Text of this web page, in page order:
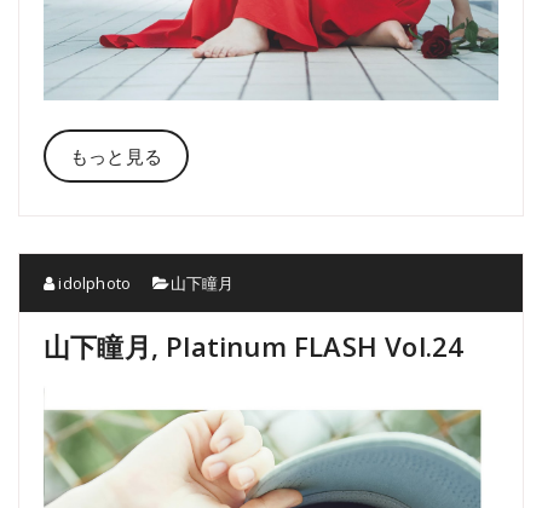
もっと見る
idolphoto 山下瞳月
山下瞳月, Platinum FLASH Vol.24